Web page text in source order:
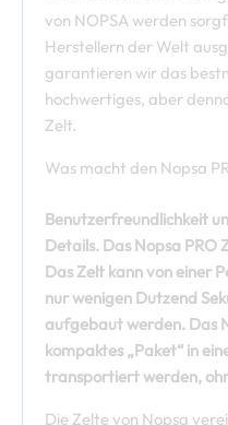
von NOPSA werden
Herstellern der Welt
garantieren wir das
hochwertiges, aber
Zelt.
Was macht den Nopsa
Benutzerfreundlichkeit
Details. Das Nopsa PRO
Das Zelt kann von einer
nur wenigen Dutzend
aufgebaut werden. Das
kompaktes „Paket“ in
transportiert werden,
Die Zelte von Nopsa